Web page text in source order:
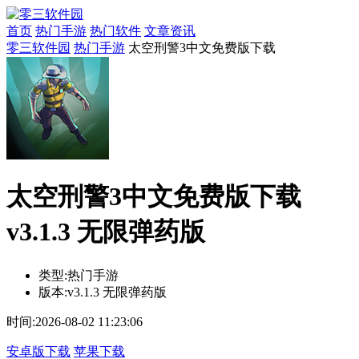
首页 热门手游 热门软件 文章资讯
零三软件园 热门手游 太空刑警3中文免费版下载
太空刑警3中文免费版下载
v3.1.3 无限弹药版
类型:热门手游
版本:v3.1.3 无限弹药版
时间:2026-08-02 11:23:06
安卓版下载 苹果下载